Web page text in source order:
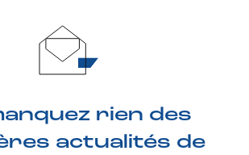
rien des
actualités de